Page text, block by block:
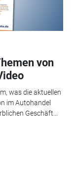
von
was die aktuellen
im Autohandel
Geschäft...